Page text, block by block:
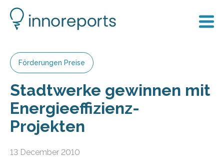
Förderungen Preise
Stadtwerke gewinnen mit
Energieeffizienz-
Projekten
13 December 2010